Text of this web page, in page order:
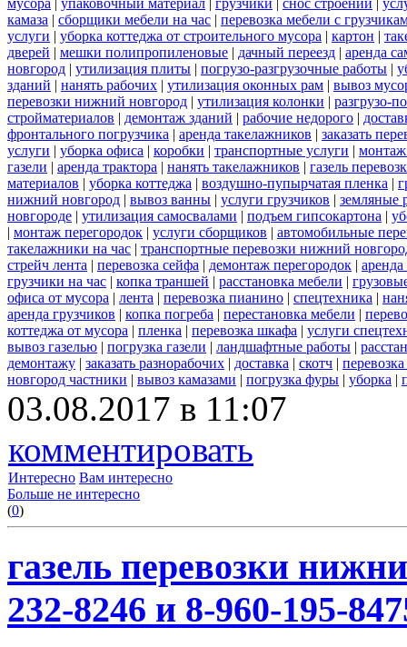
мусора | упаковочный материал | грузчики | снос строений |
камаза | сборщики мебели на час | перевозка мебели с
услуги | уборка коттеджа от строительного мусора | картон |
дверей | мешки полипропиленовые | дачный переезд | аренда
новгород | утилизация плиты | погрузо-разгрузочные работы |
зданий | нанять рабочих | утилизация оконных рам | вывоз
перевозки нижний новгород | утилизация колонки | разгрузо-
стройматериалов | демонтаж зданий | рабочие недорого |
фронтального погрузчика | аренда такелажников | заказать
услуги | уборка офиса | коробки | транспортные услуги |
газели | аренда трактора | нанять такелажников | газель
материалов | уборка коттеджа | воздушно-пупырчатая пленка |
нижний новгород | вывоз ванны | услуги грузчиков | земляные
новгороде | утилизация самосвалами | подъем гипсокартона |
| монтаж перегородок | услуги сборщиков | автомобильные
такелажники на час | транспортные перевозки нижний
стрейч лента | перевозка сейфа | демонтаж перегородок |
грузчики на час | копка траншей | расстановка мебели |
офиса от мусора | лента | перевозка пианино | спецтехника |
аренда грузчиков | копка погреба | перестановка мебели |
коттеджа от мусора | пленка | перевозка шкафа | услуги
вывоз газелью | погрузка газели | ландшафтные работы |
демонтажу | заказать разнорабочих | доставка | скотч |
новгород частники | вывоз камазами | погрузка фуры | уборка |
03.08.2017 в 11:07
комментировать
Интересно Вам интересно
Больше не интересно
(0)
газель перевозки
232-8246 и 8-960-195-